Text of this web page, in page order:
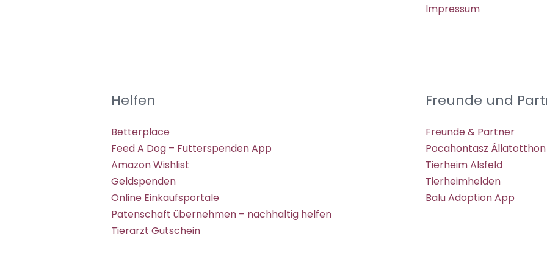
Impressum
Helfen
Betterplace
Feed A Dog – Futterspenden App
Amazon Wishlist
Geldspenden
Online Einkaufsportale
Patenschaft übernehmen – nachhaltig helfen
Tierarzt Gutschein
Freunde und
Freunde & Partner
Pocahontasz Állatotthon
Tierheim Alsfeld
Tierheimhelden
Balu Adoption App